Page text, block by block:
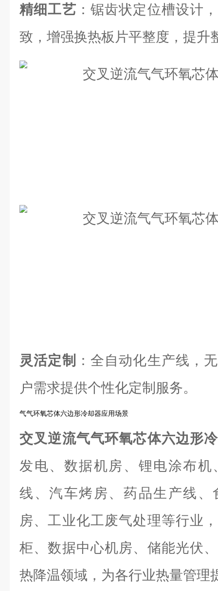
精细工艺 ：锯齿状定位槽设计
致，增强换热板片平整度，提升
灵活定制
：全自动化生产线，
户需求提供个性化定制服务。
气气环氧芯体六边形冷却器应用场景
交叉逆流气气环氧芯体六边形
发电、数据机房、锂电涂布
线、汽车烤房、药品生产线、
房、工业化工废气处理等行业
柜、数据中心机房、储能光伏
热降温领域，为各行业热量管理